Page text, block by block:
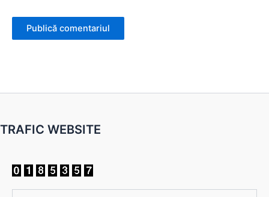
TRAFIC WEBSITE